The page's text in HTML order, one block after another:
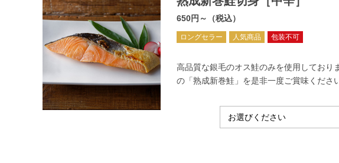
650円～（税込）
ロングセラー 人気商品 包装不可
高品質な銀毛のオス鮭のみを使用しており
の「熟成新巻鮭」を是非一度ご賞味ください